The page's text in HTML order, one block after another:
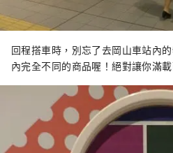
回程搭車時，別忘了去岡山車站內
內完全不同的商品喔！絕對讓你滿載